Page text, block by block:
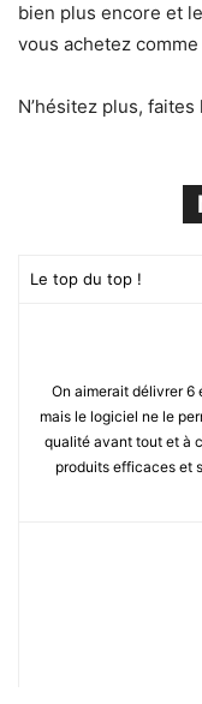
bien plus encore et
vous achetez
N’hésitez plus,
Le top du top !
On aimerait délivrer 6
mais le logiciel ne le
qualité avant tout et à
produits efficaces et